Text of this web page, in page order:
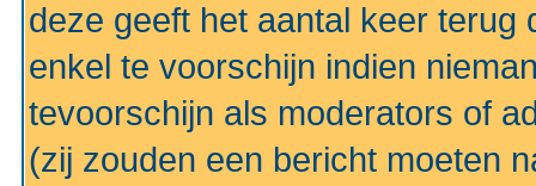
deze geeft het aantal keer terug
enkel te voorschijn indien
tevoorschijn als moderators of
(zij zouden een bericht moeten